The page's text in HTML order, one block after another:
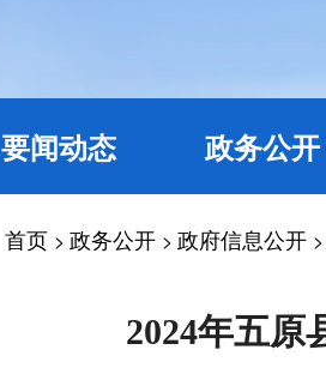
要闻动态 政务公开
首页 > 政务公开 > 政府信息公开 >
2024年五原